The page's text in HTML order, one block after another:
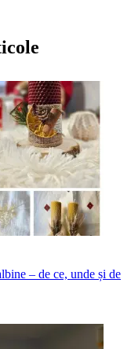
– de ce, unde și de